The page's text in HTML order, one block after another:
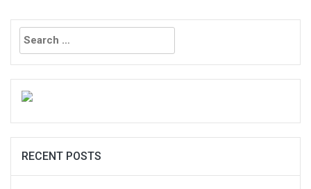
Search
for:
RECENT POSTS